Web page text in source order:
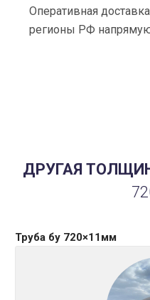
Оперативная
регионы РФ
ДРУГАЯ
Труба бу 720×11мм